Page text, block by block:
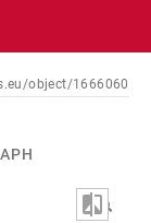
object/1666060